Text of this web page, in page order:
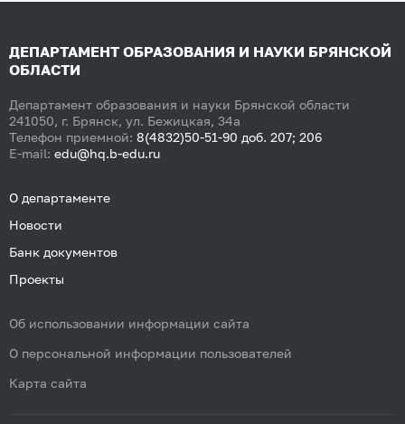
ДЕПАРТАМЕНТ ОБРАЗОВАНИЯ И НАУКИ БРЯНСКОЙ
ОБЛАСТИ
Департамент образования и науки Брянской области
241050, г. Брянск, ул. Бежицкая, 34а
Телефон приемной: 8(4832)50-51-90 доб. 207; 206
E-mail: edu@hq.b-edu.ru
О департаменте
Новости
Банк документов
Проекты
Об использовании информации сайта
О персональной информации пользователей
Карта сайта